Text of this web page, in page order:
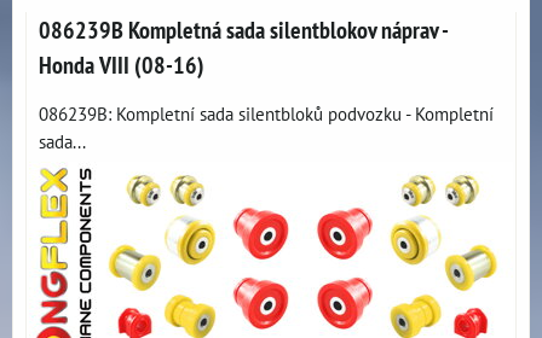
086239B Kompletná sada silentblokov náprav -
Honda VIII (08-16)
086239B: Kompletní sada silentbloků podvozku - Kompletní
sada...